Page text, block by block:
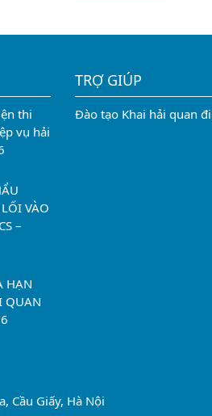
thi
vụ hải
VÀO
–
HẠN
QUAN
TRỢ GIÚP
Đào tạo Khai hải quan
Cầu Giấy, Hà Nội